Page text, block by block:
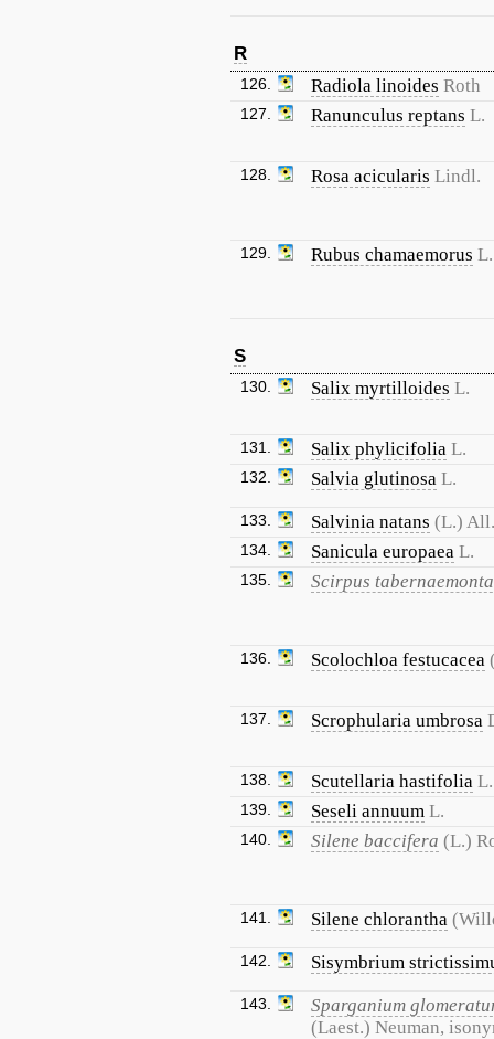
R
126. Radiola linoides Roth
127. Ranunculus reptans L.
128. Rosa acicularis Lindl.
129. Rubus chamaemorus L.
S
130. Salix myrtilloides L.
131. Salix phylicifolia L.
132. Salvia glutinosa L.
133. Salvinia natans (L.) All.
134. Sanicula europaea L.
135. Scirpus
136. Scolochloa festucacea
137. Scrophularia umbrosa
138. Scutellaria hastifolia L.
139. Seseli annuum L.
140. Silene baccifera (L.)
141. Silene chlorantha
142. Sisymbrium
143.
Sparganium
(Laest.) Neuman,